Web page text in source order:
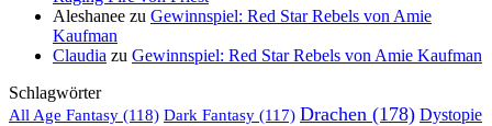
Aleshanee zu Gewinnspiel: Red Star Rebels von Amie
Kaufman
Claudia zu Gewinnspiel: Red Star Rebels von Amie Kaufman
Schlagwörter
All Age Fantasy (118) Dark Fantasy (117) Drachen (178) Dystopie